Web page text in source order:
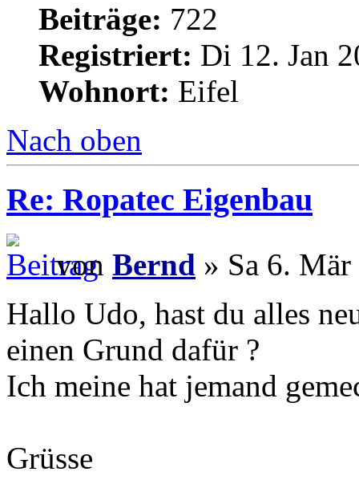
Beiträge: 722
Registriert: Di 12. Jan
Wohnort: Eifel
Nach oben
Re: Ropatec Eigenbau
von Bernd » Sa 6.
Hallo Udo, hast du alles
einen Grund dafür ?
Ich meine hat jemand
Grüsse